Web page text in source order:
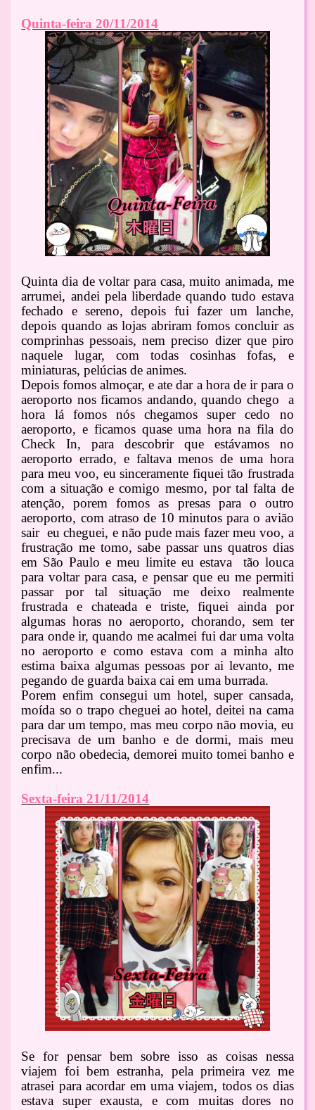
Quinta-feira 20/11/2014
Quinta dia de voltar para casa, muito animada, me
arrumei, andei pela liberdade quando tudo estava
fechado e sereno, depois fui fazer um lanche,
depois quando as lojas abriram fomos concluir as
comprinhas pessoais, nem preciso dizer que piro
naquele lugar, com todas cosinhas fofas, e
miniaturas, pelúcias de animes.
Depois fomos almoçar, e ate dar a hora de ir para o
aeroporto nos ficamos andando, quando chego a
hora lá fomos nós chegamos super cedo no
aeroporto, e ficamos quase uma hora na fila do
Check In, para descobrir que estávamos no
aeroporto errado, e faltava menos de uma hora
para meu voo, eu sinceramente fiquei tão frustrada
com a situação e comigo mesmo, por tal falta de
atenção, porem fomos as presas para o outro
aeroporto, com atraso de 10 minutos para o avião
sair eu cheguei, e não pude mais fazer meu voo, a
frustração me tomo, sabe passar uns quatros dias
em São Paulo e meu limite eu estava tão louca
para voltar para casa, e pensar que eu me permiti
passar por tal situação me deixo realmente
frustrada e chateada e triste, fiquei ainda por
algumas horas no aeroporto, chorando, sem ter
para onde ir, quando me acalmei fui dar uma volta
no aeroporto e como estava com a minha alto
estima baixa algumas pessoas por ai levanto, me
pegando de guarda baixa cai em uma burrada.
Porem enfim consegui um hotel, super cansada,
moída so o trapo cheguei ao hotel, deitei na cama
para dar um tempo, mas meu corpo não movia, eu
precisava de um banho e de dormi, mais meu
corpo não obedecia, demorei muito tomei banho e
enfim...
Sexta-feira 21/11/2014
Se for pensar bem sobre isso as coisas nessa
viajem foi bem estranha, pela primeira vez me
atrasei para acordar em uma viajem, todos os dias
estava super exausta, e com muitas dores no